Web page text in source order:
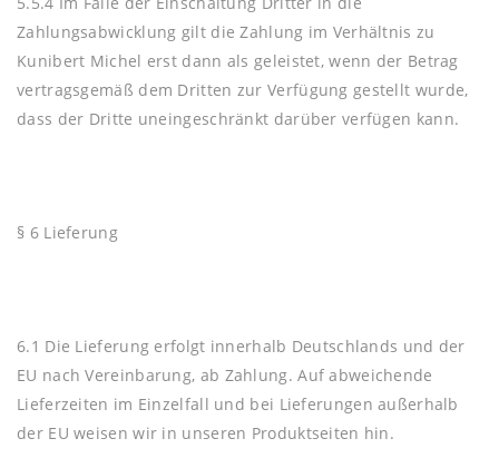
Zahlungsabwicklung gilt die Zahlung im Verhältnis zu
Kunibert Michel erst dann als geleistet, wenn der Betrag
vertragsgemäß dem Dritten zur Verfügung gestellt wurde,
dass der Dritte uneingeschränkt darüber verfügen kann.
§ 6 Lieferung
6.1 Die Lieferung erfolgt innerhalb Deutschlands und der
EU nach Vereinbarung, ab Zahlung. Auf abweichende
Lieferzeiten im Einzelfall und bei Lieferungen außerhalb
der EU weisen wir in unseren Produktseiten hin.